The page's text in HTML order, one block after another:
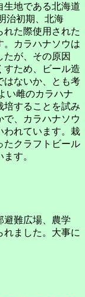
生地である北海道
治初期、北海
れた際使用された
。カラハナソウは
が、その原因
すため、ビール造
はないか、とも考
い雌のカラハナ
培することを試み
で、カラハナソウ
われています。栽
たクラフトビール
す。
避難広場、農学
れました。大事に